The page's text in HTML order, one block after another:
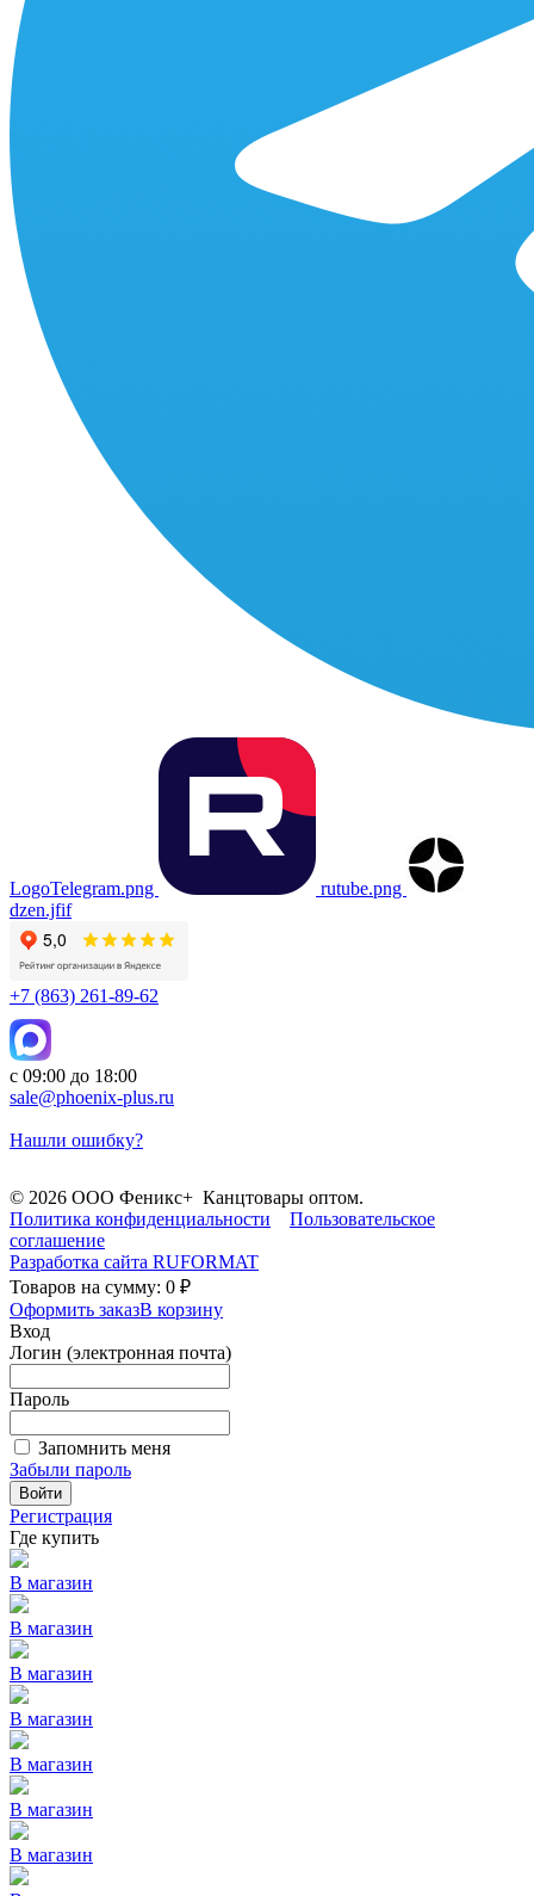
LogoTelegram.png
rutube.png
dzen.jfif
+7 (863) 261-89-62
с 09:00 до 18:00
sale@phoenix-plus.ru
Нашли ошибку?
© 2026 ООО Феникс+ Канцтовары оптом.
Политика конфиденциальности
Пользовательское
соглашение
Разработка сайта RUFORMAT
Товаров на сумму: 0 ₽
Оформить заказВ корзину
Вход
Логин (электронная почта)
Пароль
Запомнить меня
Забыли пароль
Войти
Регистрация
Где купить
В магазин
В магазин
В магазин
В магазин
В магазин
В магазин
В магазин